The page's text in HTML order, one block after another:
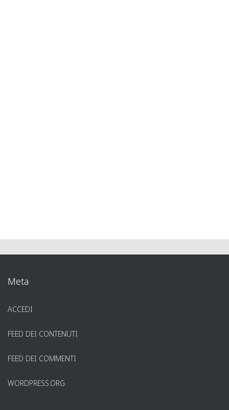
Meta
ACCEDI
FEED DEI CONTENUTI
FEED DEI COMMENTI
WORDPRESS.ORG